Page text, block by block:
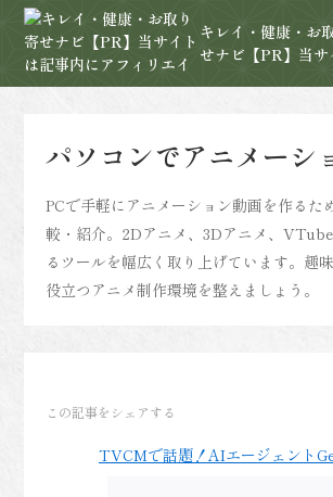
キレイ・健康・お
せナビ【PR】当サ
パソコンでアニメーシ
PCで手軽にアニメーション動画を作るた
較・紹介。2Dアニメ、3Dアニメ、
るツールを幅広く取り上げています。趣
役立つアニメ制作環境を整えましょう。
この記事をシェアする
TVCMで話題！AIエージェント